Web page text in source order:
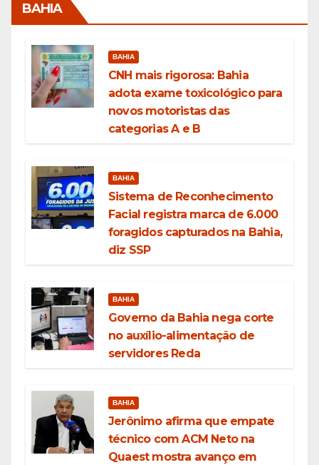
BAHIA
BAHIA
CNH mais rigorosa: Bahia
adota exame toxicológico para
novos motoristas das
categorias A e B
BAHIA
Sistema de Reconhecimento
Facial registra marca de 6.000
foragidos capturados na Bahia,
diz SSP
BAHIA
Governo da Bahia nega corte
no auxílio-alimentação de
servidores Reda
BAHIA
Jerônimo afirma que empate
técnico com ACM Neto na
Quaest mostra avanço em